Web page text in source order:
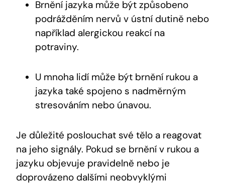
Brnění jazyka může být způsobeno
podrážděním nervů v ústní dutině nebo
například alergickou reakcí na
potraviny.
U mnoha lidí může být brnění rukou a
jazyka také spojeno s nadměrným
stresováním nebo únavou.
Je důležité poslouchat své tělo a reagovat
na jeho signály. Pokud se brnění v rukou a
jazyku objevuje pravidelně nebo je
doprovázeno dalšími neobvyklými